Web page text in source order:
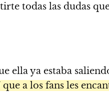
todas las dudas
ella ya estaba
que a los fans les